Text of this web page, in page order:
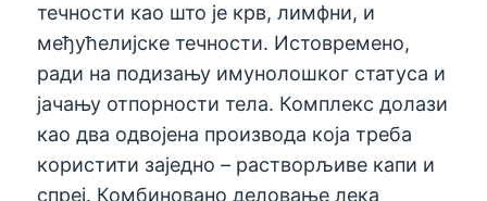
течности као што је крв, лимфни, и
међућелијске течности. Истовремено,
ради на подизању имунолошког статуса и
јачању отпорности тела. Комплекс долази
као два одвојена производа која треба
користити заједно – растворљиве капи и
спреј. Комбиновано деловање лека